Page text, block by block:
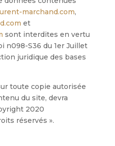
marchand.com,
et
sont interdites en vertu
n098-S36 du 1er Juillet
juridique des bases
toute copie autorisée
du site, devra
2020
réservés ».